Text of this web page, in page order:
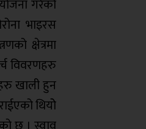
गरेको
भाइरस
क्षेत्रमा
विवरणहरु
खाली हुन
थियोे